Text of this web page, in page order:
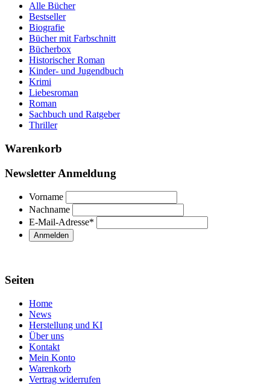
Alle Bücher
Bestseller
Biografie
Bücher mit Farbschnitt
Bücherbox
Historischer Roman
Kinder- und Jugendbuch
Krimi
Liebesroman
Roman
Sachbuch und Ratgeber
Thriller
Warenkorb
Newsletter Anmeldung
Vorname
Nachname
E-Mail-Adresse*
Seiten
Home
News
Herstellung und KI
Über uns
Kontakt
Mein Konto
Warenkorb
Vertrag widerrufen